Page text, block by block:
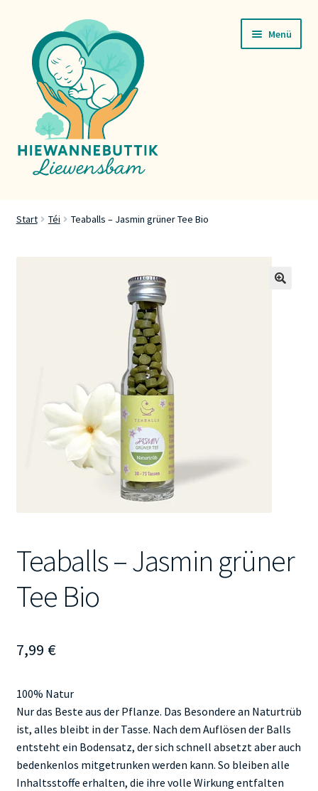
Navigation
springen
Inhalt
springen
Menü
Start Téi Teaballs – Jasmin grüner Tee Bio
Teaballs – Jasmin grüner
Tee Bio
7,99 €
100% Natur
Nur das Beste aus der Pflanze. Das Besondere an Naturtrüb
ist, alles bleibt in der Tasse. Nach dem Auflösen der Balls
entsteht ein Bodensatz, der sich schnell absetzt aber auch
bedenkenlos mitgetrunken werden kann. So bleiben alle
Inhaltsstoffe erhalten, die ihre volle Wirkung entfalten